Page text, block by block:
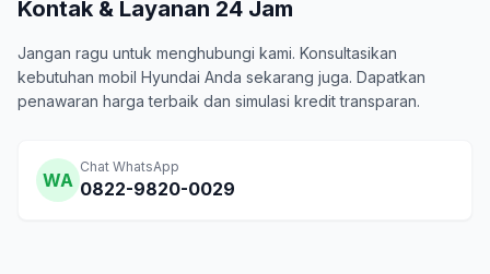
Kontak & Layanan 24 Jam
Jangan ragu untuk menghubungi kami. Konsultasikan
kebutuhan mobil Hyundai Anda sekarang juga. Dapatkan
penawaran harga terbaik dan simulasi kredit transparan.
WA
Chat WhatsApp
0822-9820-0029